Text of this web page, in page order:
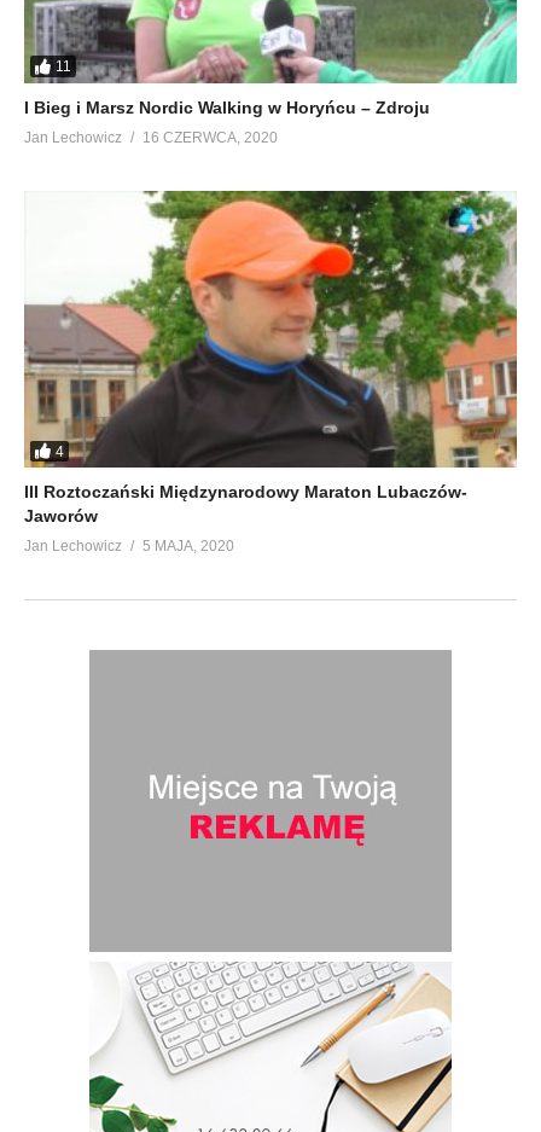
11
I Bieg i Marsz Nordic Walking w Horyńcu – Zdroju
Jan Lechowicz 16 CZERWCA, 2020
4
III Roztoczański Międzynarodowy Maraton Lubaczów-
Jaworów
Jan Lechowicz 5 MAJA, 2020